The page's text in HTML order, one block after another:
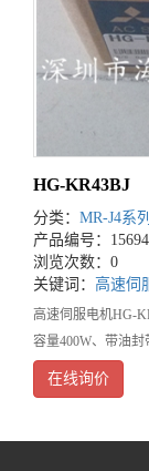
HG-KR43BJ
分类： MR-J4系列
产品编号：
浏览次数：0
关键词： 高速伺
高速伺服电机HG-
容量400W、带油
配置高分辨率位置*
类型，连接至电机
在线询价